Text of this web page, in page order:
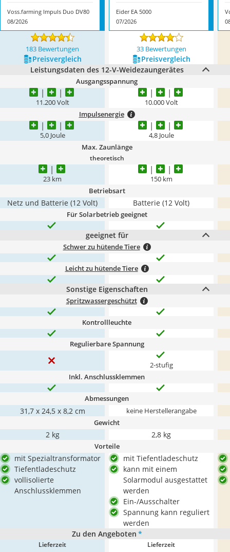
Voss.farming Impuls Duo DV80
08/2026
Eider EA 5000
07/2026
183 Bewertungen 33 Bewertungen
Preis­vergleich
Preis­vergleich
Leistungsdaten des 12-V-Weidezaungerätes
Ausgangsspannung
11.200 Volt 10.000 Volt
Impulsenergie
5,0 Joule 4,8 Joule
Max. Zaunlänge
theoretisch
23 km 150 km
Betriebsart
Netz und Batterie (12 Volt) Batterie (12 Volt)
Für Solarbetrieb geeignet
geeignet für
Schwer zu hütende Tiere
Leicht zu hütende Tiere
Sonstige Eigenschaften
Spritzwassergeschützt
Kontrollleuchte
Regulierbare Spannung
2-stufig
Inkl. Anschlussklemmen
Abmessungen
‎31,7 x 24,5 x 8,2 cm keine Herstellerangabe
Gewicht
2 kg 2,8 kg
Vorteile
mit Spezialtransformator
Tiefentladeschutz
vollisolierte
Anschlussklemmen
mit Tiefentladeschutz
kann mit einem
Solarmodul ausgestattet
werden
Ein-/Ausschalter
Spannung kann reguliert
werden
Zu den Angeboten *
Lieferzeit Lieferzeit